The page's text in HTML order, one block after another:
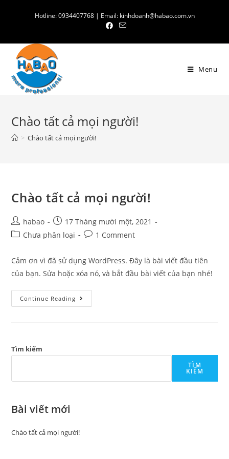
Hotline: 0934407768 | Email: kinhdoanh@habao.com.vn
Menu
Chào tất cả mọi người!
> Chào tất cả mọi người!
Chào tất cả mọi người!
Post
author:
habao
Post
published:
17 Tháng mười một, 2021
PostChưa phân loại
Post1 Comment
Cảm ơn vì đã sử dụng WordPress. Đây là bài viết đầu tiên
của bạn. Sửa hoặc xóa nó, và bắt đầu bài viết của bạn nhé!
Continue Reading Chào
Tất
Tìm kiếm
TÌM
KIẾM
Bài viết mới
Chào tất cả mọi người!